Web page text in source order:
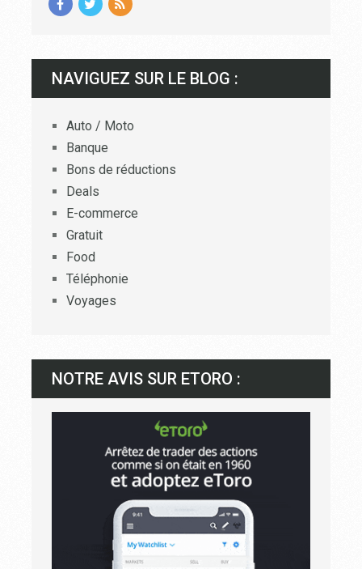
NAVIGUEZ SUR LE BLOG :
Auto / Moto
Banque
Bons de réductions
Deals
E-commerce
Gratuit
Food
Téléphonie
Voyages
NOTRE AVIS SUR ETORO :